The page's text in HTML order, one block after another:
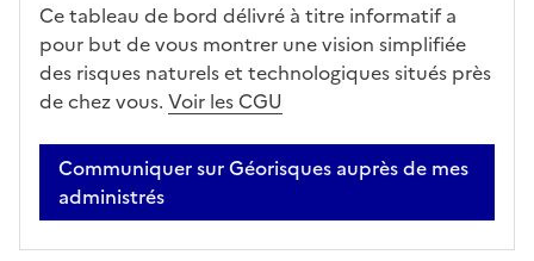
Ce tableau de bord délivré à titre informatif a
pour but de vous montrer une vision simplifiée
des risques naturels et technologiques situés près
de chez vous. Voir les CGU
Communiquer sur Géorisques auprès de mes
administrés